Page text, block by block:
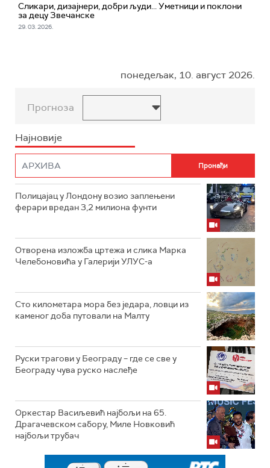
Сликари, дизајнери, добри људи... Уметници и поклони
за децу Звечанске
29. 03. 2026.
понедељак, 10. август 2026.
Прогноза
Најновије
Полицајац у Лондону возио заплењени
ферари вредан 3,2 милиона фунти
Отворена изложба цртежа и слика Марка
Челебоновића у Галерији УЛУС-а
Сто километара мора без једара, ловци из
каменог доба путовали на Малту
Руски трагови у Београду – где се све у
Београду чува руско наслеђе
Оркестар Васиљевић најбољи на 65.
Драгачевском сабору, Миле Новковић
најбољи трубач